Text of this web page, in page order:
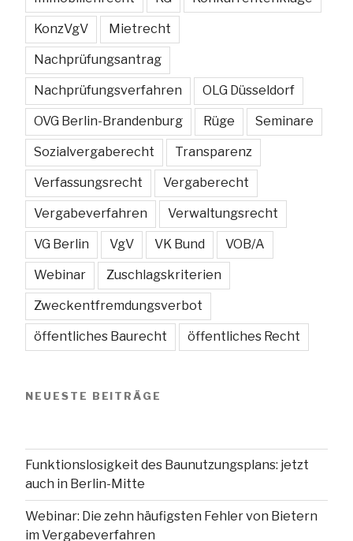
KonzVgV Mietrecht
Nachprüfungsantrag
Nachprüfungsverfahren OLG Düsseldorf
OVG Berlin-Brandenburg Rüge Seminare
Sozialvergaberecht Transparenz
Verfassungsrecht Vergaberecht
Vergabeverfahren Verwaltungsrecht
VG Berlin VgV VK Bund VOB/A
Webinar Zuschlagskriterien
Zweckentfremdungsverbot
öffentliches Baurecht öffentliches Recht
NEUESTE BEITRÄGE
Funktionslosigkeit des Baunutzungsplans: jetzt
auch in Berlin-Mitte
Webinar: Die zehn häufigsten Fehler von Bietern
im Vergabeverfahren